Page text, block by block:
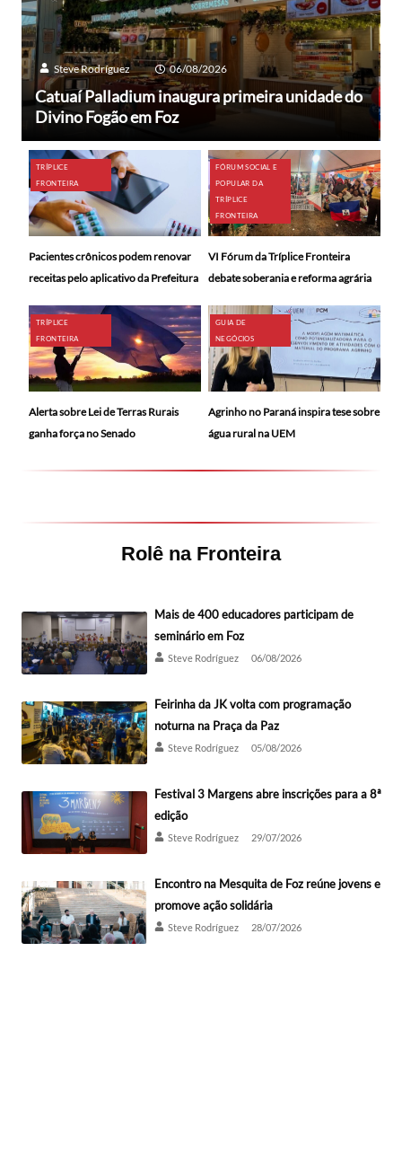
Steve Rodríguez 06/08/2026
Catuaí Palladium inaugura primeira unidade do
Divino Fogão em Foz
TRÍPLICE
FRONTEIRA
Pacientes crônicos podem renovar
receitas pelo aplicativo da Prefeitura
FÓRUM SOCIAL E
POPULAR DA
TRÍPLICE
FRONTEIRA
VI Fórum da Tríplice Fronteira
debate soberania e reforma agrária
TRÍPLICE
FRONTEIRA
Alerta sobre Lei de Terras Rurais
ganha força no Senado
GUIA DE
NEGÓCIOS
Agrinho no Paraná inspira tese sobre
água rural na UEM
Rolê na Fronteira
Mais de 400 educadores participam de
seminário em Foz
Steve Rodríguez 06/08/2026
Feirinha da JK volta com programação
noturna na Praça da Paz
Steve Rodríguez 05/08/2026
Festival 3 Margens abre inscrições para a 8ª
edição
Steve Rodríguez 29/07/2026
Encontro na Mesquita de Foz reúne jovens e
promove ação solidária
Steve Rodríguez 28/07/2026